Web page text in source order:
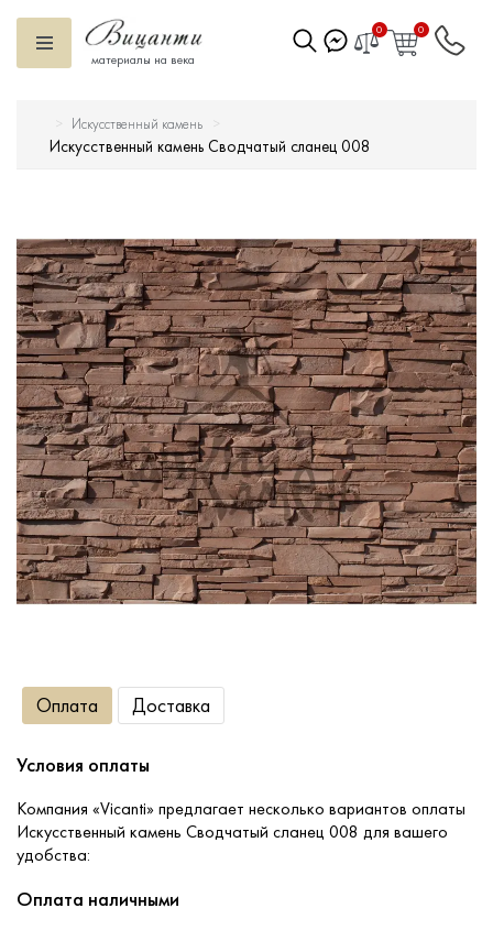
материалы на века
0 0
Искусственный камень
Декоративные элементы
Тротуарная плитка
Террасная доска
Ступени
Сухие смеси
Сопутствующие товары
Услуги
Портфолио
Доставка
Искусственный камень
Искусственный камень Сводчатый сланец 008
Оплата Доставка
Условия оплаты
Компания «Vicanti» предлагает несколько вариантов оплаты
Искусственный камень Сводчатый сланец 008 для вашего
удобства:
Оплата наличными